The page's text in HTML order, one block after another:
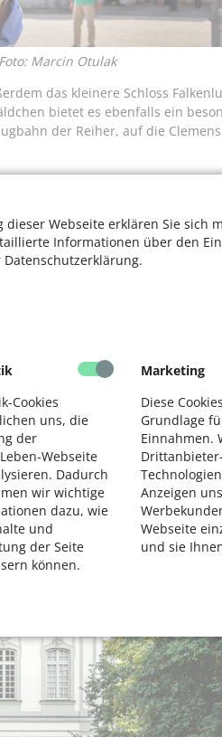
Webseite erklären Sie sich
Informationen über den
Cookies
uns, die
der
Webseite
Dadurch
wir wichtige
dazu, wie
und
der Seite
können.
Marketing
Diese
Grundlage
Einnahmen.
Drittanbieter-
Anzeigen
Webseite
und sie
Marcin Otulak
das kleinere Schloss
bietet es ebenfalls ein
der Reiher, auf die
und Parkanlagen lassen uns
„der Prunk und die
politischen Status.“
verweisen, die am Bau der
des 18. Jahrhunderts,
„Die Besucher tauchen
erlebbar ist“, sagt Winkler.
zu den Brühler Schlössern, vor
Schlosspark besonders gern,